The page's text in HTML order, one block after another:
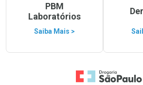
PBM
Laboratórios
Saiba Mais >
Ir para a Home